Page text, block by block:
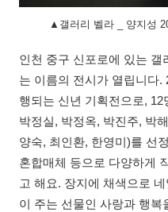
▲갤러리 벨라 _ 양지성
인천 중구 신포로에 있는
는 이름의 전시가 열립니다.
행되는 신년 기획전으로,
박정실, 박정옥, 박진주, 박
양숙, 최인환, 한영미)를 선
혼합매체 등으로 다양하게
고 해요. 장지에 채색으로
이 주는 선물인 사랑과 행